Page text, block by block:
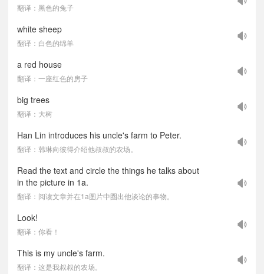
翻译：黑色的兔子
white sheep
翻译：白色的绵羊
a red house
翻译：一座红色的房子
big trees
翻译：大树
Han Lin introduces his uncle's farm to Peter.
翻译：韩琳向彼得介绍他叔叔的农场。
Read the text and circle the things he talks about
in the picture in 1a.
翻译：阅读文章并在1a图片中圈出他谈论的事物。
Look!
翻译：你看！
This is my uncle's farm.
翻译：这是我叔叔的农场。